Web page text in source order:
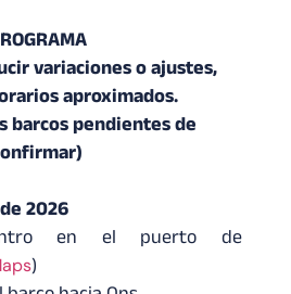
variaciones o ajustes,
aproximados.
barcos pendientes de
2026
en el puerto de
)